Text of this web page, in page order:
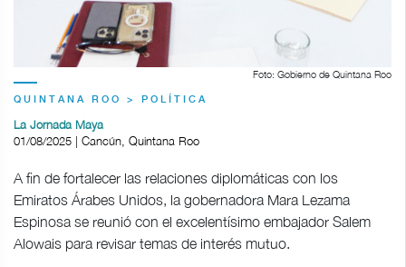
Foto: Gobierno de Quintana Roo
QUINTANA ROO > POLÍTICA
La Jornada Maya
01/08/2025 | Cancún, Quintana Roo
A fin de fortalecer las relaciones diplomáticas con los
Emiratos Árabes Unidos, la gobernadora Mara Lezama
Espinosa se reunió con el excelentísimo embajador Salem
Alowais para revisar temas de interés mutuo.